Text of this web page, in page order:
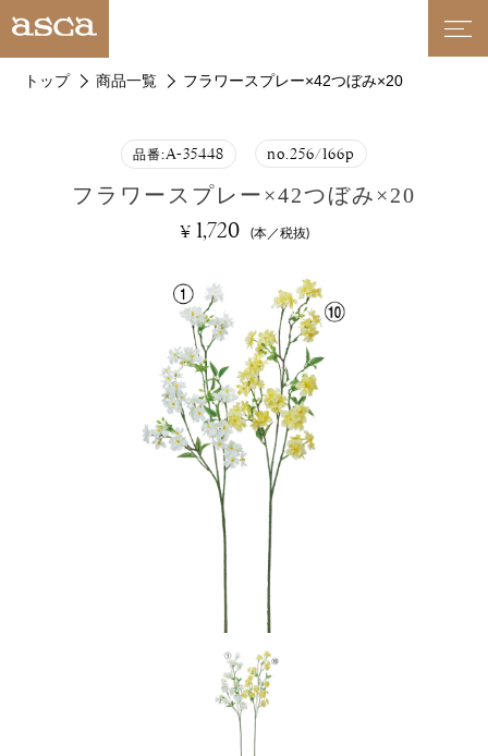
トップ 商品一覧 フラワースプレー×42つぼみ×20
品番:A-35448 no.256/166p
フラワースプレー×42つぼみ×20
¥ 1,720 (本／税抜)